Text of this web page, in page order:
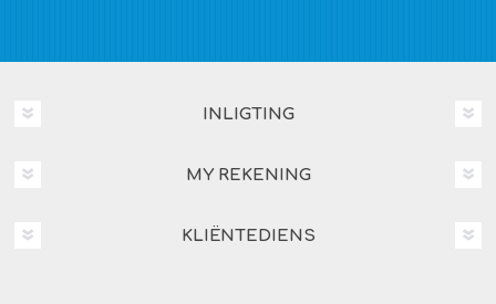
INLIGTING
MY REKENING
KLIËNTEDIENS